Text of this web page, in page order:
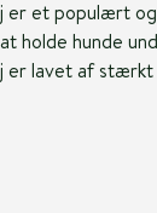
er et populært
holde hunde
er lavet af